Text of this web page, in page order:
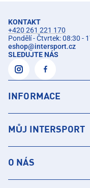
KONTAKT
+420 261 221 170
Pondělí - Čtvrtek: 08:30 -
eshop@intersport.cz
SLEDUJTE NÁS
INFORMACE
MŮJ INTERSPORT
O NÁS